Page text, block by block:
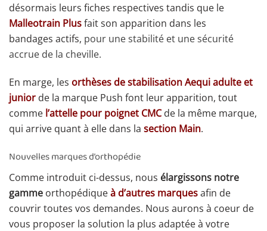
désormais leurs fiches respectives tandis que le
Malleotrain Plusfait son apparition dans les
bandages actifs, pour une stabilité et une sécurité
accrue de la cheville.
En marge, les orthèses de stabilisation Aequi adulte et
junior de la marque Push font leur apparition, tout
comme l’attelle pour poignet CMCde la même marque,
qui arrive quant à elle dans la section Main.
Nouvelles marques d’orthopédie
Comme introduit ci-dessus, nous élargissons notre
gamme orthopédiqueà d’autres marquesafin de
couvrir toutes vos demandes. Nous aurons à coeur de
vous proposer la solution la plus adaptée à votre